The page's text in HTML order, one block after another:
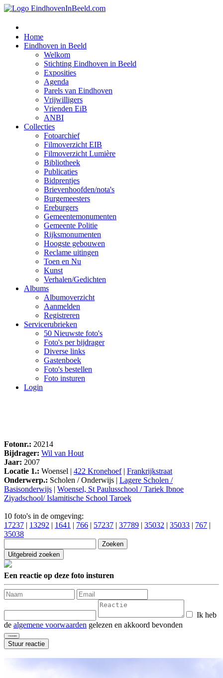
Home
Eindhoven in Beeld
Welkom
Stichting Eindhoven in Beeld
Exposities
Agenda
Parels van Eindhoven
Vrijwilligers
Vrienden EiB
ANBI
Collecties
Fotoarchief
Filmoverzicht EIB
Filmoverzicht Lumière
Bibliotheek
Publicaties
Bidprentjes
Brievenhoofden/nota's
Burgemeesters
Ereburgers
Gemeentemonumenten
Gemeente Politie
Rijksmonumenten
Hoogste gebouwen
Reclame uitingen
Toen en Nu
Kunst
Verhalen/Gedichten
Albums
Albumoverzicht
Aanmelden
Registreren
Servicerubrieken
50 Nieuwste foto's
Foto's per bijdrager
Diverse links
Gastenboek
Foto's bestellen
Foto insturen
Login
Fotonr.: 20214
Bijdrager: Wil van Hout
Jaar: 2007
Locatie 1.: Woensel | 422 Kronehoef| Frankrijkstraat
Onderwerp.: Scholen / Onderwijs | Lagere Scholen /
Basisonderwijs | Woensel, St Paulusschool / Tariek Ibnoe
Ziyadschool/ Islamitische School Taroek
10 foto's in de omgeving:
17237 | 13292 | 1641 | 766 | 57237 | 37789 | 35032 | 35033 | 767 |
35038
Een reactie op deze foto insturen
Ik heb
de algemene voorwaarden gelezen en akkoord bevonden